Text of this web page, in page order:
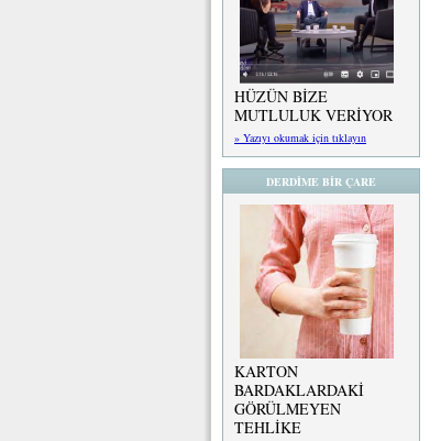
HÜZÜN BİZE
MUTLULUK VERİYOR
» Yazıyı okumak için tıklayın
DERDİME BİR ÇARE
KARTON
BARDAKLARDAKİ
GÖRÜLMEYEN
TEHLİKE